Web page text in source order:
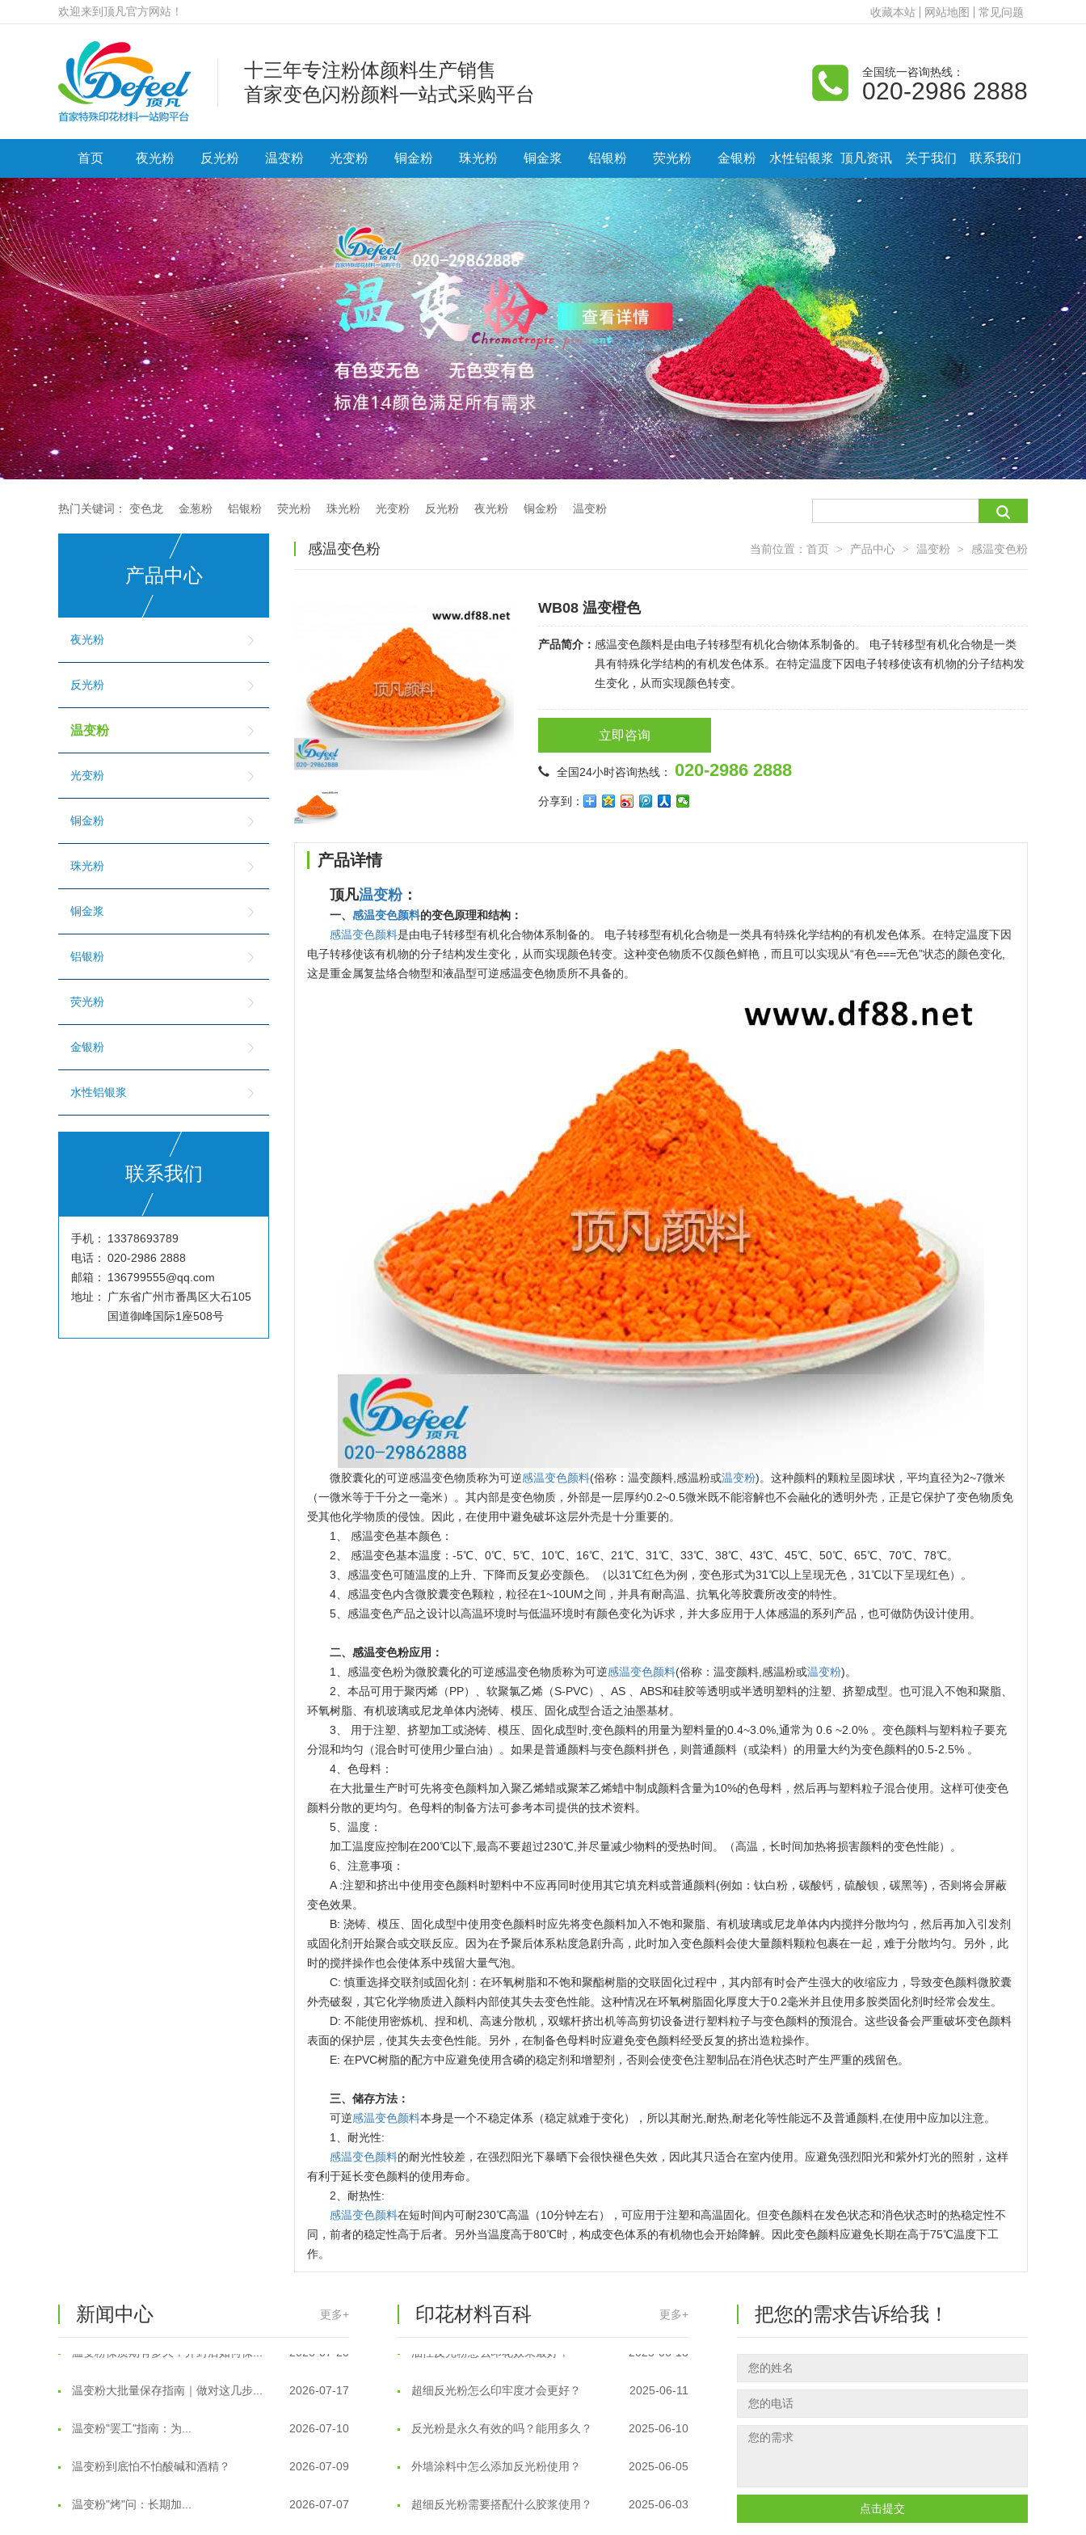
欢迎来到顶凡官方网站！ 收藏本站 网站地图 常见问题
十三年专注粉体颜料生产销售
首家变色闪粉颜料一站式采购平台
全国统一咨询热线：
020-2986 2888
首页 夜光粉 反光粉 温变粉 光变粉 铜金粉 珠光粉 铜金浆 铝银粉 荧光粉 金银粉 水性铝银浆 顶凡资讯 关于我们 联系我们
热门关键词： 变色龙 金葱粉 铝银粉 荧光粉 珠光粉 光变粉 反光粉 夜光粉 铜金粉 温变粉
产品中心
夜光粉
反光粉
温变粉
光变粉
铜金粉
珠光粉
铜金浆
铝银粉
荧光粉
金银粉
水性铝银浆
联系我们
手机：
13378693789
电话： 020-2986 2888
邮箱：
136799555@qq.com
地址：
广东省广州市番禺区大石105
国道御峰国际1座508号
感温变色粉 当前位置： 首页 > 产品中心 > 温变粉 > 感温变色粉
WB08 温变橙色
产品简介：感温变色颜料是由电子转移型有机化合物体系制备的。 电子转移型有机化合物是一类
具有特殊化学结构的有机发色体系。在特定温度下因电子转移使该有机物的分子结构发
生变化，从而实现颜色转变。
立即咨询
全国24小时咨询热线：020-2986 2888
分享到：
产品详情
顶凡温变粉：
一、感温变色颜料的变色原理和结构：
感温变色颜料是由电子转移型有机化合物体系制备的。 电子转移型有机化合物是一类具有特殊化学结构的有机发色体系。在特定温度下因
电子转移使该有机物的分子结构发生变化，从而实现颜色转变。这种变色物质不仅颜色鲜艳，而且可以实现从“有色===无色”状态的颜色变化,
这是重金属复盐络合物型和液晶型可逆感温变色物质所不具备的。
微胶囊化的可逆感温变色物质称为可逆感温变色颜料(俗称：温变颜料,感温粉或温变粉)。这种颜料的颗粒呈圆球状，平均直径为2~7微米
（一微米等于千分之一毫米）。其内部是变色物质，外部是一层厚约0.2~0.5微米既不能溶解也不会融化的透明外壳，正是它保护了变色物质免
受其他化学物质的侵蚀。因此，在使用中避免破坏这层外壳是十分重要的。
1、 感温变色基本颜色：
2、 感温变色基本温度：-5℃、0℃、5℃、10℃、16℃、21℃、31℃、33℃、38℃、43℃、45℃、50℃、65℃、70℃、78℃。
3、感温变色可随温度的上升、下降而反复必变颜色。（以31℃红色为例，变色形式为31℃以上呈现无色，31℃以下呈现红色）。
4、感温变色内含微胶囊变色颗粒，粒径在1~10UM之间，并具有耐高温、抗氧化等胶囊所改变的特性。
5、感温变色产品之设计以高温环境时与低温环境时有颜色变化为诉求，并大多应用于人体感温的系列产品，也可做防伪设计使用。
二、感温变色粉应用：
1、感温变色粉为微胶囊化的可逆感温变色物质称为可逆感温变色颜料(俗称：温变颜料,感温粉或温变粉)。
2、本品可用于聚丙烯（PP）、软聚氯乙烯（S-PVC）、AS 、ABS和硅胶等透明或半透明塑料的注塑、挤塑成型。也可混入不饱和聚脂、
环氧树脂、有机玻璃或尼龙单体内浇铸、模压、固化成型合适之油墨基材。
3、 用于注塑、挤塑加工或浇铸、模压、固化成型时,变色颜料的用量为塑料量的0.4~3.0%,通常为 0.6 ~2.0% 。变色颜料与塑料粒子要充
分混和均匀（混合时可使用少量白油）。如果是普通颜料与变色颜料拼色，则普通颜料（或染料）的用量大约为变色颜料的0.5-2.5% 。
4、色母料：
在大批量生产时可先将变色颜料加入聚乙烯蜡或聚苯乙烯蜡中制成颜料含量为10%的色母料，然后再与塑料粒子混合使用。这样可使变色
颜料分散的更均匀。色母料的制备方法可参考本司提供的技术资料。
5、温度：
加工温度应控制在200℃以下,最高不要超过230℃,并尽量减少物料的受热时间。（高温，长时间加热将损害颜料的变色性能）。
6、注意事项：
A :注塑和挤出中使用变色颜料时塑料中不应再同时使用其它填充料或普通颜料(例如：钛白粉，碳酸钙，硫酸钡，碳黑等)，否则将会屏蔽
变色效果。
B: 浇铸、模压、固化成型中使用变色颜料时应先将变色颜料加入不饱和聚脂、有机玻璃或尼龙单体内内搅拌分散均匀，然后再加入引发剂
或固化剂开始聚合或交联反应。因为在予聚后体系粘度急剧升高，此时加入变色颜料会使大量颜料颗粒包裹在一起，难于分散均匀。另外，此
时的搅拌操作也会使体系中残留大量气泡。
C: 慎重选择交联剂或固化剂：在环氧树脂和不饱和聚酯树脂的交联固化过程中，其内部有时会产生强大的收缩应力，导致变色颜料微胶囊
外壳破裂，其它化学物质进入颜料内部使其失去变色性能。这种情况在环氧树脂固化厚度大于0.2毫米并且使用多胺类固化剂时经常会发生。
D: 不能使用密炼机、捏和机、高速分散机，双螺杆挤出机等高剪切设备进行塑料粒子与变色颜料的预混合。这些设备会严重破坏变色颜料
表面的保护层，使其失去变色性能。另外，在制备色母料时应避免变色颜料经受反复的挤出造粒操作。
E: 在PVC树脂的配方中应避免使用含磷的稳定剂和增塑剂，否则会使变色注塑制品在消色状态时产生严重的残留色。
三、储存方法：
可逆感温变色颜料本身是一个不稳定体系（稳定就难于变化），所以其耐光,耐热,耐老化等性能远不及普通颜料,在使用中应加以注意。
1、耐光性:
感温变色颜料的耐光性较差，在强烈阳光下暴晒下会很快褪色失效，因此其只适合在室内使用。应避免强烈阳光和紫外灯光的照射，这样
有利于延长变色颜料的使用寿命。
2、耐热性:
感温变色颜料在短时间内可耐230℃高温（10分钟左右），可应用于注塑和高温固化。但变色颜料在发色状态和消色状态时的热稳定性不
同，前者的稳定性高于后者。另外当温度高于80℃时，构成变色体系的有机物也会开始降解。因此变色颜料应避免长期在高于75℃温度下工
作。
新闻中心 更多+
2026-08-05
2026-08-04
印花材料百科 更多+
温变粉丝印到底用多少目网版？这篇... 2026-06-11
把您的需求告诉给我！
点击提交